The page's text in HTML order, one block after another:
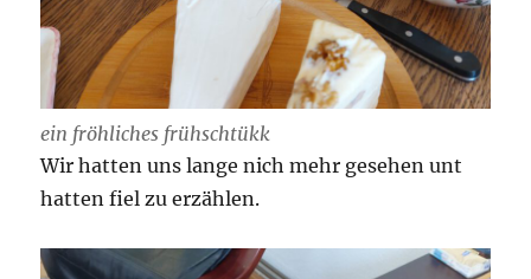
ein fröhliches frühschtükk
Wir hatten uns lange nich mehr gesehen unt
hatten fiel zu erzählen.